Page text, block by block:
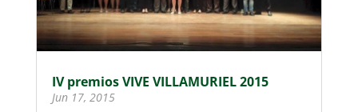
IV premios VIVE VILLAMURIEL 2015
Jun 17, 2015